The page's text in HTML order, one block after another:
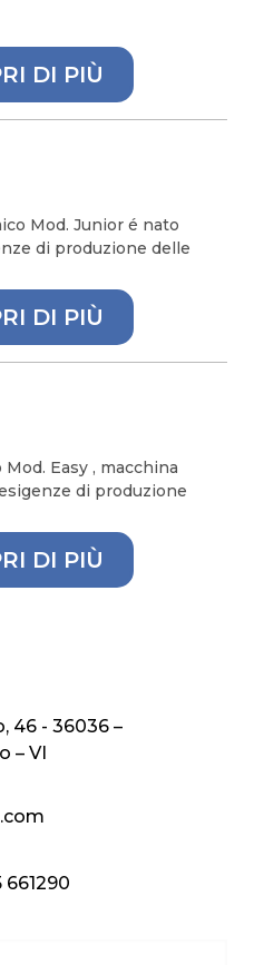
DI PIÙ
Mod. Junior é nato
di produzione delle
DI PIÙ
Easy , macchina
di produzione
DI PIÙ
46 - 36036 –
– VI
661290